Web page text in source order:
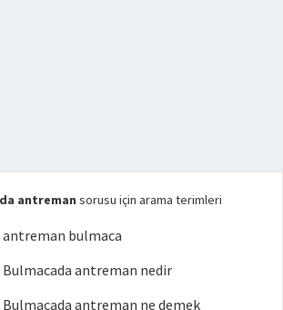
antreman sorusu için arama terimleri
antreman bulmaca
Bulmacada antreman nedir
Bulmacada antreman ne demek